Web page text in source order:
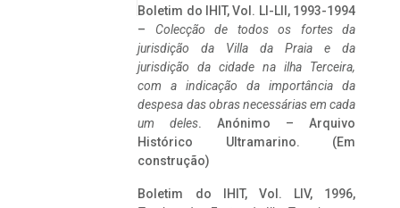
Boletim do IHIT, Vol. LI-LII, 1993-1994
– Colecção de todos os fortes da
jurisdição da Villa da Praia e da
jurisdição da cidade na ilha Terceira,
com a indicação da importância da
despesa das obras necessárias em cada
um deles. Anónimo – Arquivo
Histórico Ultramarino. (Em
construção)
Boletim do IHIT, Vol. LIV, 1996,